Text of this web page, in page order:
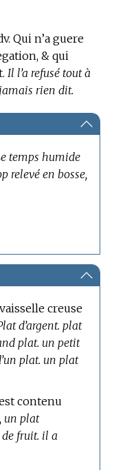
Qui n’a guere
& qui
Il l’a refusé tout à
rien dit.
temps humide
relevé en bosse,
creuse
d’argent. plat
plat. un petit
plat. un plat
contenu
un plat
de fruit. il a